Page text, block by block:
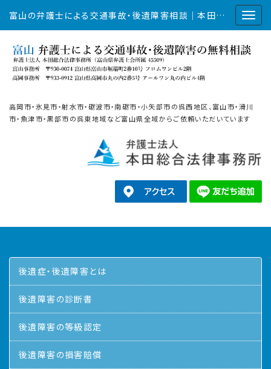
富山の弁護士による交通事故・後遺障害相談｜本田総合法律事務所
高岡市・氷見市・射水市・砺波市・南砺市・小矢部市の呉西地区、富山市・滑川
市・魚津市・黒部市の呉東地域など富山県全域からご依頼いただいています
後遺症・後遺障害とは
後遺障害の診断書
後遺障害の等級認定
後遺障害の損害賠償